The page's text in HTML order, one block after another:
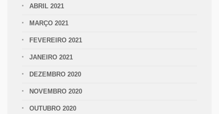
ABRIL 2021
MARÇO 2021
FEVEREIRO 2021
JANEIRO 2021
DEZEMBRO 2020
NOVEMBRO 2020
OUTUBRO 2020